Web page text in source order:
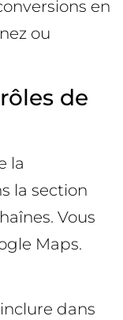
en
ou
de
la
la section
Vous
Maps.
dans